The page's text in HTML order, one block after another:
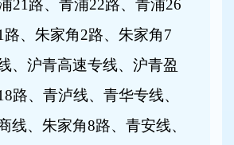
21路、青浦22路、青浦26
路、朱家角2路、朱家角7
、沪青高速专线、沪青盈
路、青泸线、青华专线、
线、朱家角8路、青安线、